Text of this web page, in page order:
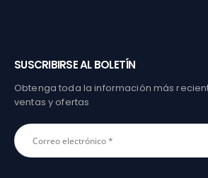
SUSCRIBIRSE AL BOLETÍN
Obtenga toda la información más
ventas y ofertas